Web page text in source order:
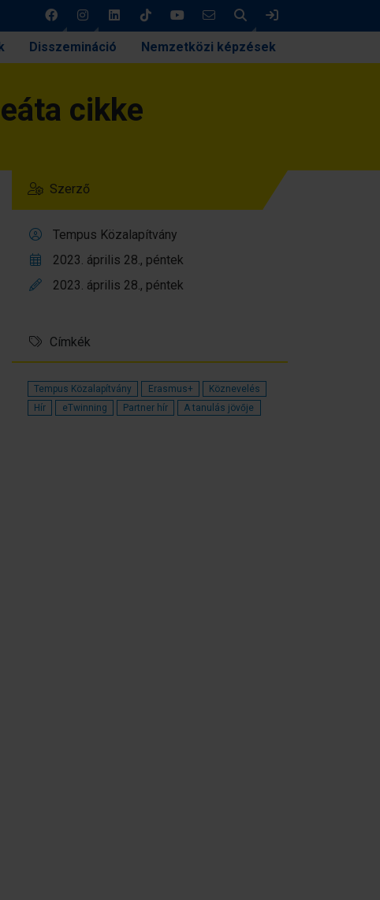
Keresés
Disszemináció Nemzetközi képzések
cikke
Szerző
Tempus Közalapítvány
2023. április 28., péntek
2023. április 28., péntek
Címkék
Tempus Közalapítvány Erasmus+
Köznevelés
Hír
eTwinning Partner hír A tanulás jövője